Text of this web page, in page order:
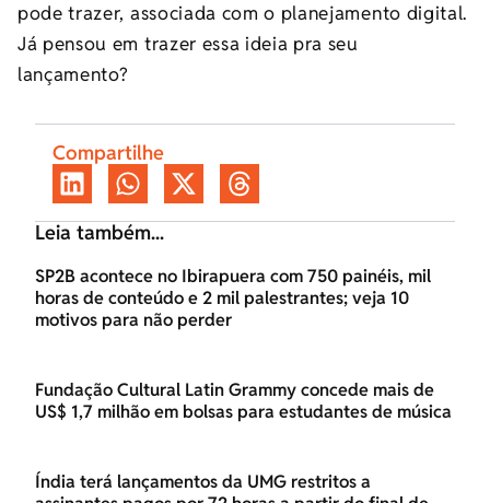
pode trazer, associada com o planejamento digital.
Já pensou em trazer essa ideia pra seu
lançamento?
Compartilhe
Leia também...
SP2B acontece no Ibirapuera com 750 painéis, mil
horas de conteúdo e 2 mil palestrantes; veja 10
motivos para não perder
Fundação Cultural Latin Grammy concede mais de
US$ 1,7 milhão em bolsas para estudantes de música
Índia terá lançamentos da UMG restritos a